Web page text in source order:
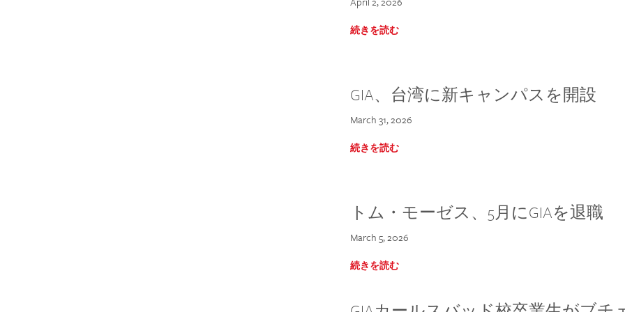
続きを読む
GIA、台湾に新キャンパスを開設
March 31, 2026
続きを読む
トム・モーゼス、5月にGIAを退職
March 5, 2026
続きを読む